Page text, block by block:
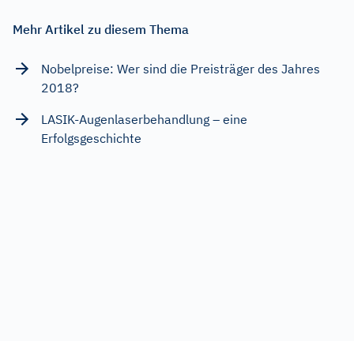
Mehr Artikel zu diesem Thema
Nobelpreise: Wer sind die Preisträger des Jahres
2018?
LASIK-Augenlaserbehandlung – eine
Erfolgsgeschichte